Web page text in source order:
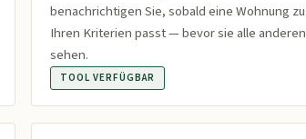
benachrichtigen Sie, sobald eine Wohnung zu
Ihren Kriterien passt — bevor sie alle anderen
sehen.
TOOL VERFÜGBAR